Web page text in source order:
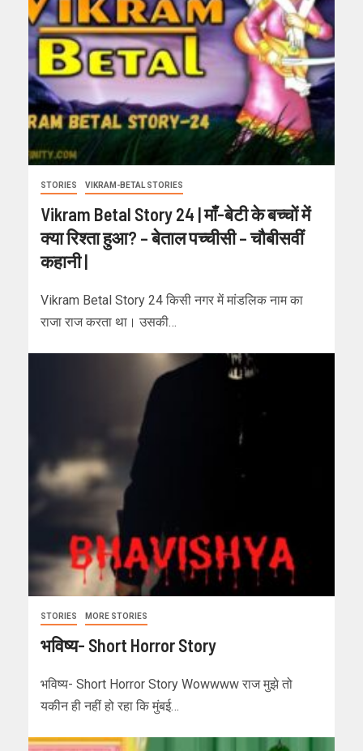
STORIES VIKRAM-BETAL STORIES
Vikram Betal Story 24 | माँ-बेटी के बच्चों में
क्या रिश्ता हुआ? – बेताल पच्चीसी – चौबीसवीं
कहानी |
Vikram Betal Story 24 किसी नगर में मांडलिक नाम का
राजा राज करता था। उसकी…
STORIES MORE STORIES
भविष्य- Short Horror Story
भविष्य- Short Horror Story Wowwww राज मुझे तो
यकीन ही नहीं हो रहा कि मुंबई…